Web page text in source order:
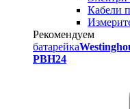
Кабели
Рекомендуем
батарейка
PBH24